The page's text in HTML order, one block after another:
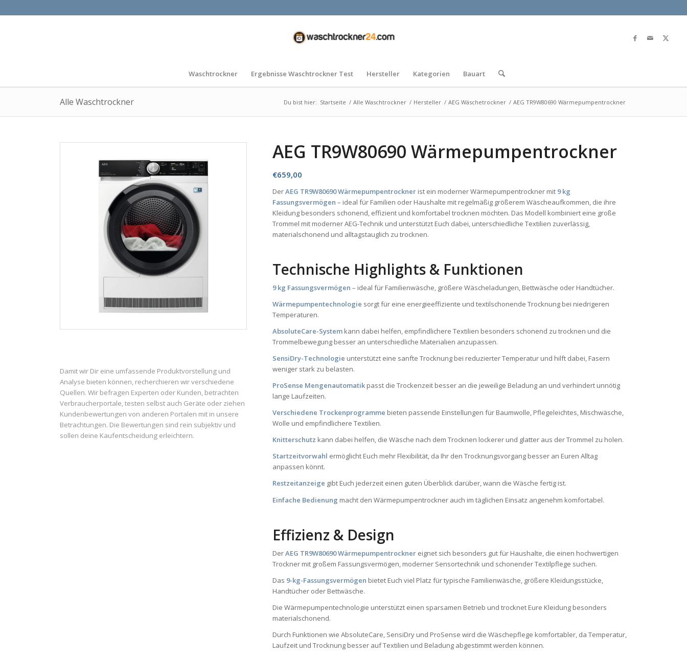
Waschtrockner Ergebnisse Waschtrockner Test Hersteller Kategorien Bauart
Alle Waschtrockner Du bist hier: Startseite / Alle Waschtrockner / Hersteller / AEG Wäschetrockner / AEG TR9W80690 Wärmepumpentrockner
Damit wir Dir eine umfassende Produktvorstellung und
Analyse bieten können, recherchieren wir verschiedene
Quellen. Wir befragen Experten oder Kunden, betrachten
Verbraucherportale, testen selbst auch Geräte oder ziehen
Kundenbewertungen von anderen Portalen mit in unsere
Betrachtungen. Die Bewertungen sind rein subjektiv und
sollen deine Kaufentscheidung erleichtern.
AEG TR9W80690 Wärmepumpentrockner
€659,00
DerAEG TR9W80690 Wärmepumpentrockner ist ein moderner Wärmepumpentrockner mit 9 kg
Fassungsvermögen – ideal für Familien oder Haushalte mit regelmäßig größerem Wäscheaufkommen, die ihre
Kleidung besonders schonend, effizient und komfortabel trocknen möchten. Das Modell kombiniert eine große
Trommel mit moderner AEG-Technik und unterstützt Euch dabei, unterschiedliche Textilien zuverlässig,
materialschonend und alltagstauglich zu trocknen.
Technische Highlights & Funktionen
9 kg Fassungsvermögen – ideal für Familienwäsche, größere Wäscheladungen, Bettwäsche oder Handtücher.
Wärmepumpentechnologie sorgt für eine energieeffiziente und textilschonende Trocknung bei niedrigeren
Temperaturen.
AbsoluteCare-System kann dabei helfen, empfindlichere Textilien besonders schonend zu trocknen und die
Trommelbewegung besser an unterschiedliche Materialien anzupassen.
SensiDry-Technologie unterstützt eine sanfte Trocknung bei reduzierter Temperatur und hilft dabei, Fasern
weniger stark zu belasten.
ProSense Mengenautomatik passt die Trockenzeit besser an die jeweilige Beladung an und verhindert unnötig
lange Laufzeiten.
Verschiedene Trockenprogramme bieten passende Einstellungen für Baumwolle, Pflegeleichtes, Mischwäsche,
Wolle und empfindlichere Textilien.
Knitterschutz kann dabei helfen, die Wäsche nach dem Trocknen lockerer und glatter aus der Trommel zu holen.
Startzeitvorwahl ermöglicht Euch mehr Flexibilität, da Ihr den Trocknungsvorgang besser an Euren Alltag
anpassen könnt.
Restzeitanzeige gibt Euch jederzeit einen guten Überblick darüber, wann die Wäsche fertig ist.
Einfache Bedienung macht den Wärmepumpentrockner auch im täglichen Einsatz angenehm komfortabel.
Effizienz & Design
DerAEG TR9W80690 Wärmepumpentrockner eignet sich besonders gut für Haushalte, die einen hochwertigen
Trockner mit großem Fassungsvermögen, moderner Sensortechnik und schonender Textilpflege suchen.
Das 9-kg-Fassungsvermögen bietet Euch viel Platz für typische Familienwäsche, größere Kleidungsstücke,
Handtücher oder Bettwäsche.
Die Wärmepumpentechnologie unterstützt einen sparsamen Betrieb und trocknet Eure Kleidung besonders
materialschonend.
Durch Funktionen wie AbsoluteCare, SensiDry und ProSense wird die Wäschepflege komfortabler, da Temperatur,
Laufzeit und Trocknung besser auf Textilien und Beladung abgestimmt werden können.